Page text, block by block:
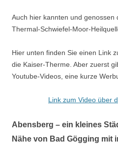
Auch hier kannten und genossen
Thermal-Schwiefel-Moor-
Hier unten finden Sie einen Link
die Kaiser-Therme. Aber zuerst
Youtube-Videos, eine kurze
Link zum Video über
Abensberg – ein kleines
Nähe von Bad Gögging mit